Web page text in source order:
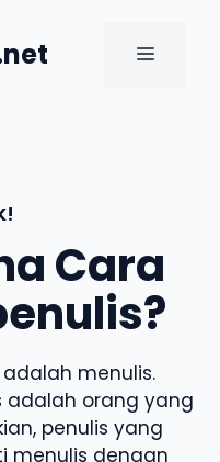
MENU
Cara
menulis.
adalah orang yang
penulis yang
menulis dengan